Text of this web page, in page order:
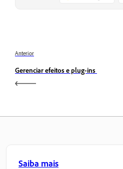
Anterior
Gerenciar efeitos e plug-ins
Saiba mais